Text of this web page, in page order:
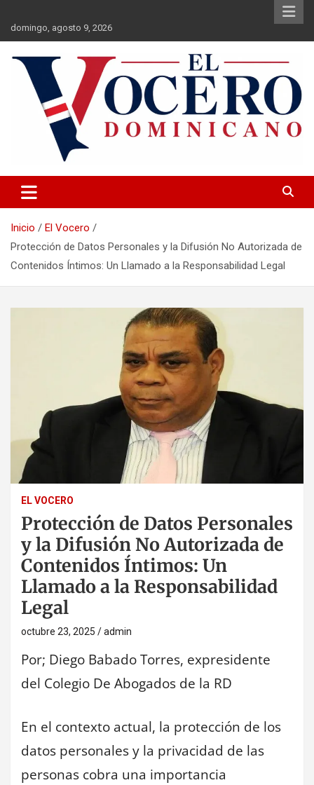
contenido
domingo, agosto 9, 2026
El Vocero Dominicano
Inicio
El Vocero
Protección de Datos Personales y la Difusión No Autorizada de
Contenidos Íntimos: Un Llamado a la Responsabilidad Legal
EL VOCERO
Protección de Datos Personales
y la Difusión No Autorizada de
Contenidos Íntimos: Un
Llamado a la Responsabilidad
Legal
octubre 23, 2025 admin
Por; Diego Babado Torres, expresidente
del Colegio De Abogados de la RD
En el contexto actual, la protección de los
datos personales y la privacidad de las
personas cobra una importancia